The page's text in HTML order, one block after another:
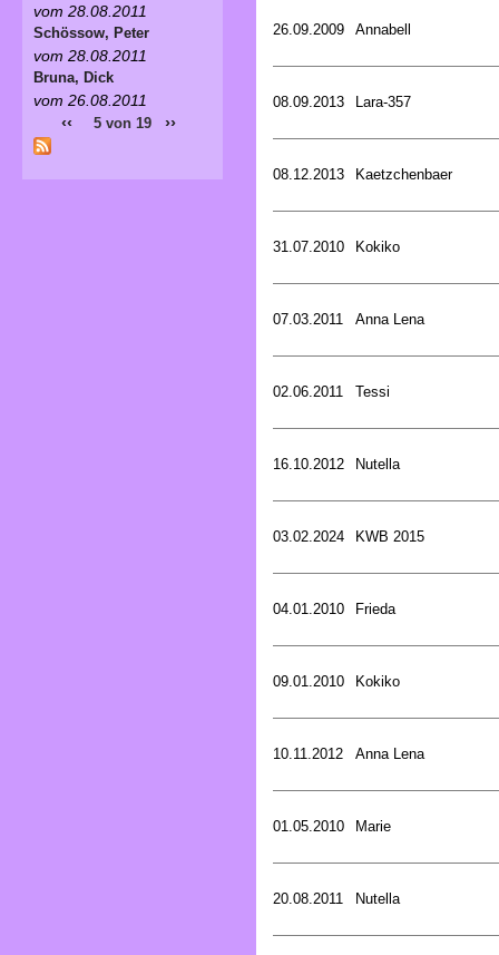
26.09.2009 Annabell
08.09.2013 Lara-357
08.12.2013 Kaetzchenbaer
31.07.2010 Kokiko
07.03.2011 Anna Lena
02.06.2011 Tessi
16.10.2012 Nutella
03.02.2024 KWB 2015
04.01.2010 Frieda
09.01.2010 Kokiko
10.11.2012 Anna Lena
01.05.2010 Marie
20.08.2011 Nutella
vom 28.08.2011
Schössow, Peter
vom 28.08.2011
Bruna, Dick
vom 26.08.2011
‹‹ 5 von 19 ››